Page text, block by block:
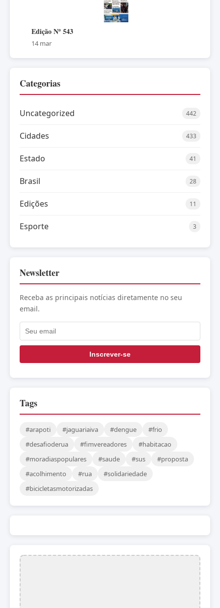
Edição Nº 543
14 mar
Categorias
Uncategorized 442
Cidades 433
Estado 41
Brasil 28
Edições 11
Esporte 3
Newsletter
Receba as principais notícias diretamente no seu
email.
Inscrever-se
Tags
#arapoti #jaguariaiva #dengue
#frio
#desafioderua
#fimvereadores
#habitacao
#moradiaspopulares
#saude #sus
#proposta
#acolhimento
#rua
#solidariedade
#bicicletasmotorizadas